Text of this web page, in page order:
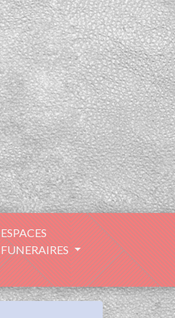
ESPACES
FUNERAIRES